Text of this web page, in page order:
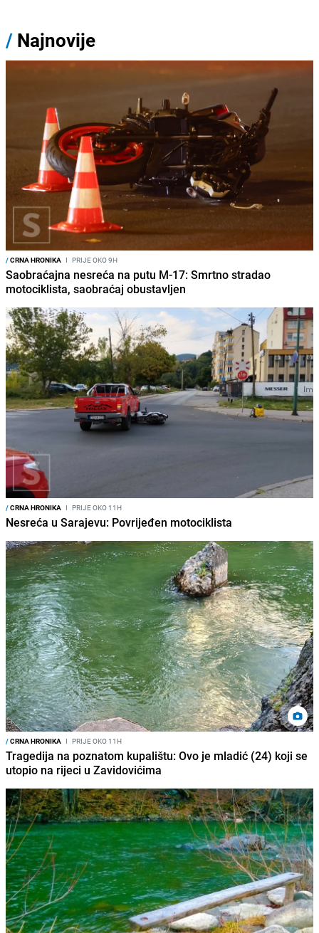
/ Najnovije
/CRNA HRONIKA I PRIJE OKO 9H
Saobraćajna nesreća na putu M-17: Smrtno stradao
motociklista, saobraćaj obustavljen
/CRNA HRONIKA I PRIJE OKO 11H
Nesreća u Sarajevu: Povrijeđen motociklista
/CRNA HRONIKA I PRIJE OKO 11H
Tragedija na poznatom kupalištu: Ovo je mladić (24) koji se
utopio na rijeci u Zavidovićima